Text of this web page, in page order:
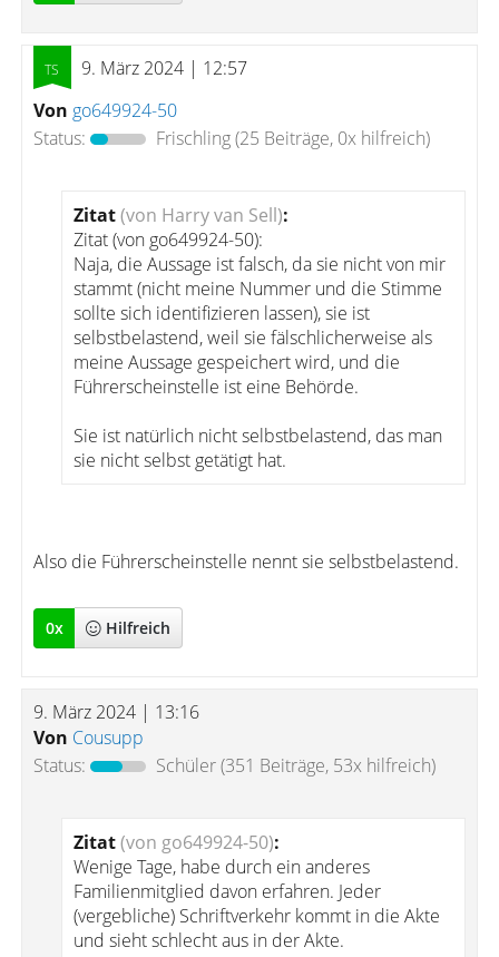
9. März 2024 | 12:57
Von go649924-50
Status:
Frischling(25 Beiträge, 0x hilfreich)
Zitat(von Harry van Sell):
Zitat (von go649924-50):
Naja, die Aussage ist falsch, da sie nicht von mir
stammt (nicht meine Nummer und die Stimme
sollte sich identifizieren lassen), sie ist
selbstbelastend, weil sie fälschlicherweise als
meine Aussage gespeichert wird, und die
Führerscheinstelle ist eine Behörde.
Sie ist natürlich nicht selbstbelastend, das man
sie nicht selbst getätigt hat.
Also die Führerscheinstelle nennt sie selbstbelastend.
0x Hilfreich
9. März 2024 | 13:16
Von Cousupp
Status:
Schüler(351 Beiträge, 53x hilfreich)
Zitat(von go649924-50):
Wenige Tage, habe durch ein anderes
Familienmitglied davon erfahren. Jeder
(vergebliche) Schriftverkehr kommt in die Akte
und sieht schlecht aus in der Akte.